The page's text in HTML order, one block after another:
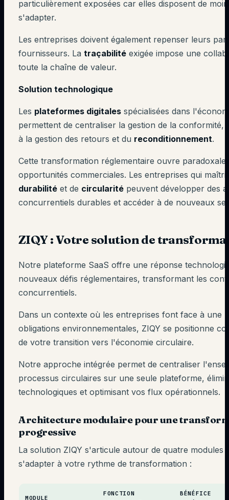
particulièrement exposées car elles disposent de
s'adapter.
Les entreprises doivent également repenser leurs
fournisseurs. La traçabilité exigée impose une
toute la chaîne de valeur.
Solution technologique
Les plateformes digitales spécialisées dans
permettent de centraliser la gestion de la conformité,
à la gestion des retours et du reconditionnement.
Cette transformation réglementaire ouvre
opportunités commerciales. Les entreprises qui
durabilité et de circularité peuvent développer des
concurrentiels durables et accéder à de nouveaux
ZIQY : Votre solution de
Notre plateforme SaaS offre une réponse
nouveaux défis réglementaires, transformant les
concurrentiels.
Dans un contexte où les entreprises font face à une
obligations environnementales, ZIQY se positionne
de votre transition vers l'économie circulaire.
Notre approche intégrée permet de centraliser
processus circulaires sur une seule plateforme,
technologiques et optimisant vos flux opérationnels.
Architecture modulaire pour une
progressive
La solution ZIQY s'articule autour de quatre modules
s'adapter à votre rythme de transformation :
MODULE
FONCTION
BÉNÉFICE